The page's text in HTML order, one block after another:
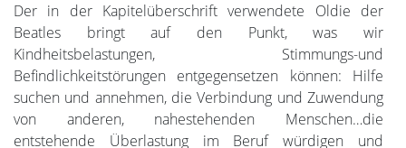
Der in der Kapitelüberschrift verwendete Oldie der
Beatles bringt auf den Punkt, was wir
Kindheitsbelastungen, Stimmungs-und
Befindlichkeitstörungen entgegensetzen können: Hilfe
suchen und annehmen, die Verbindung und Zuwendung
von anderen, nahestehenden Menschen…die
entstehende Überlastung im Beruf würdigen und